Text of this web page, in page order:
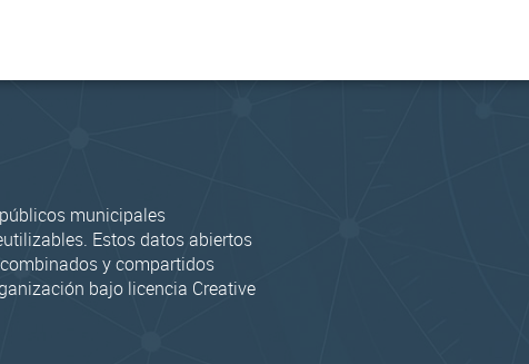
municipales
Estos datos abiertos
y compartidos
bajo licencia Creative